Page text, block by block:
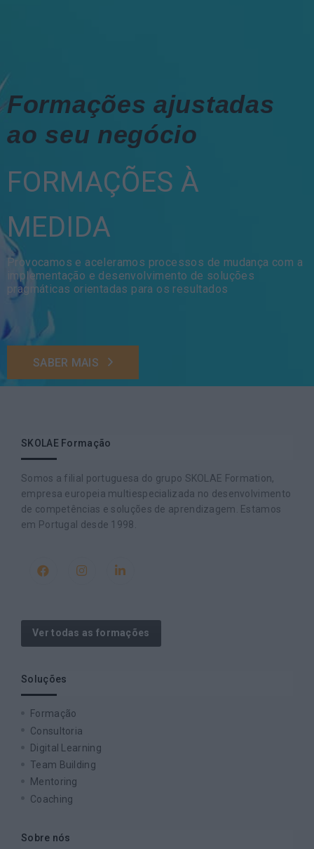
Formações ajustadas
ao seu negócio
FORMAÇÕES À
MEDIDA
Provocamos e aceleramos processos de mudança com a
implementação e desenvolvimento de soluções
pragmáticas orientadas para os resultados
SABER MAIS
SKOLAE Formação
Somos a filial portuguesa do grupo SKOLAE Formation,
empresa europeia multiespecializada no desenvolvimento
de competências e soluções de aprendizagem. Estamos
em Portugal desde 1998.
Ver todas as formações
Soluções
Formação
Consultoria
Digital Learning
Team Building
Mentoring
Coaching
Sobre nós